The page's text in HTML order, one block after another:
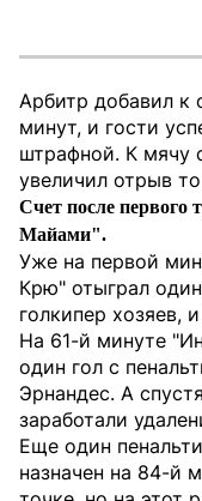
Арбитр добавил к
минут, и гости
штрафной. К мячу
увеличил отрыв
Счет после первого
Майами".
Уже на первой
Крю" отыграл
голкипер хозяев,
На 61-й минуте
один гол с
Эрнандес. А
заработали
Еще один
назначен на 84-й